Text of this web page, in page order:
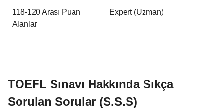
118-120 Arası Puan
Alanlar
Expert (Uzman)
TOEFL Sınavı Hakkında Sıkça
Sorulan Sorular (S.S.S)